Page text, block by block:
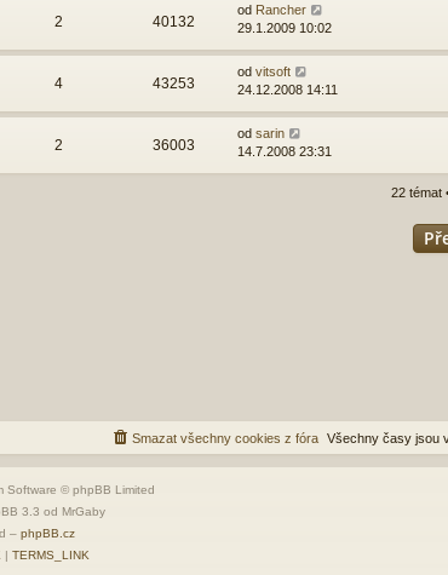
2 40132
od Rancher
29.1.2009 10:02
4 43253
od vitsoft
24.12.2008 14:11
2 36003
od sarin
14.7.2008 23:31
22 témat
Všechny časy jsou
Smazat všechny cookies z fóra
Software © phpBB Limited
3.3 od MrGaby
– phpBB.cz
TERMS_LINK